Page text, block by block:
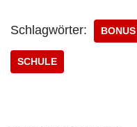
Schlagwörter: BONUS
SCHULE